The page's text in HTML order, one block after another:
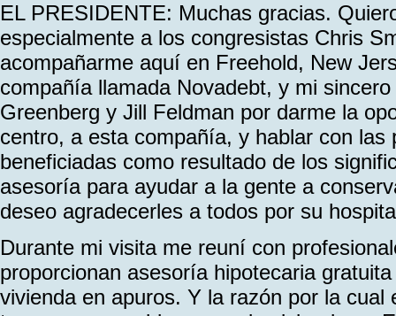
EL PRESIDENTE: Muchas gracias.
especialmente a los congresistas Chris
acompañarme aquí en Freehold, New
compañía llamada Novadebt, y mi
Greenberg y Jill Feldman por darme la
centro, a esta compañía, y hablar con las
beneficiadas como resultado de los
asesoría para ayudar a la gente a
deseo agradecerles a todos por su
Durante mi visita me reuní con
proporcionan asesoría hipotecaria
vivienda en apuros. Y la razón por la cual